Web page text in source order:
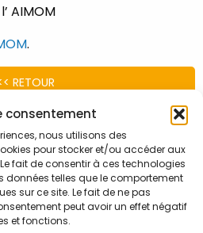
consentement
nous utilisons des
pour stocker et/ou accéder aux
fait de consentir à ces technologies
données telles que le comportement
sur ce site. Le fait de ne pas
peut avoir un effet négatif
et fonctions.
AIMOM
.
RETOUR